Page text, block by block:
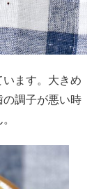
ます。大きめ
調子が悪い時